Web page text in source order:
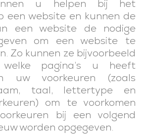
u helpen bij het
een website en kunnen de
een website de nodige
om een ​​website te
Zo kunnen ze bijvoorbeeld
welke pagina’s u heeft
uw voorkeuren (zoals
taal, lettertype en
om te voorkomen
bij een volgend
worden opgegeven.